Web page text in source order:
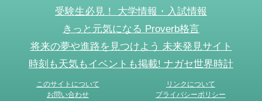
受験生必見！ 大学情報・入試情報
きっと元気になる Proverb格言
将来の夢や進路を見つけよう 未来発見サイト
時刻も天気もイベントも掲載! ナガセ世界時計
このサイトについて
リンクについて
お問い合わせ
プライバシーポリシー